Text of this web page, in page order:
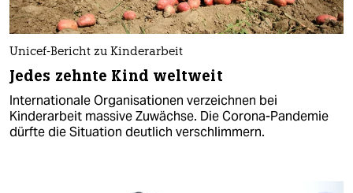
Unicef-Bericht zu Kinderarbeit
Jedes zehnte Kind weltweit
Internationale Organisationen verzeichnen bei
Kinderarbeit massive Zuwächse. Die Corona-Pandemie
dürfte die Situation deutlich verschlimmern.